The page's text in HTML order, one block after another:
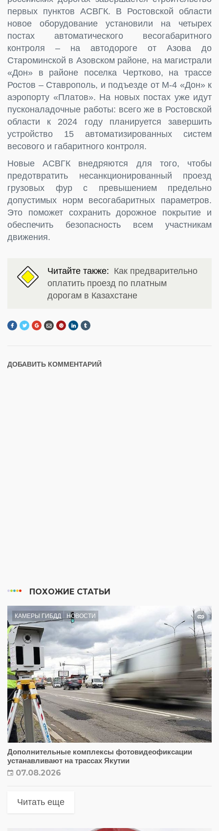
первых пунктов АСВГК. В Ростовской области
новое оборудование установили на четырех
постах автоматического весогабаритного
контроля – на автодороге от Азова до
Староминской в Азовском районе, на магистрали
«Дон» в районе поселка Чертково, на трассе
Ростов – Ставрополь, и подъезде от М-4 «Дон» к
аэропорту «Платов». На новых постах уже идут
пусконаладочные работы: всего же в Ростовской
области к 2024 году планируется завершить
устройство 15 автоматизированных систем
весового и габаритного контроля.
Новые АСВГК внедряются для того, чтобы
предотвратить несанкционированный проезд
грузовых фур с превышением предельно
допустимых норм весогабаритных параметров.
Это поможет сохранить дорожное покрытие и
обеспечить безопасность всем участникам
движения.
Читайте также: Как предварительно
оплатить проезд по платным
дорогам в Казахстане
ДОБАВИТЬ КОММЕНТАРИЙ
ПОХОЖИЕ СТАТЬИ
КАМЕРЫ ГИБДД НОВОСТИ
Дополнительные комплексы фотовидеофиксации
устанавливают на трассах Якутии
07.08.2026
Читать еще